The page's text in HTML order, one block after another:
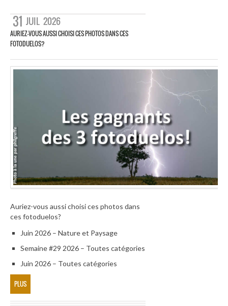
31 JUIL 2026
AURIEZ-VOUS AUSSI CHOISI CES PHOTOS DANS CES
FOTODUELOS?
Auriez-vous aussi choisi ces photos dans
ces fotoduelos?
Juin 2026 – Nature et Paysage
Semaine #29 2026 – Toutes catégories
Juin 2026 – Toutes catégories
PLUS